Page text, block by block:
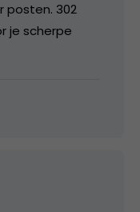
posten. 302
je scherpe